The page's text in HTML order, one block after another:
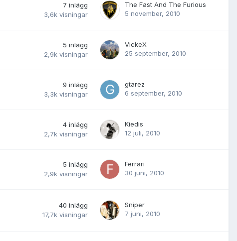
7 inlägg
3,6k visningar
The Fast And The Furious
5 november, 2010
5 inlägg
2,9k visningar
VickeX
25 september, 2010
9 inlägg
3,3k visningar
gtarez
6 september, 2010
4 inlägg
2,7k visningar
Kiedis
12 juli, 2010
5 inlägg
2,9k visningar
Ferrari
30 juni, 2010
40 inlägg
17,7k visningar
Sniper
7 juni, 2010